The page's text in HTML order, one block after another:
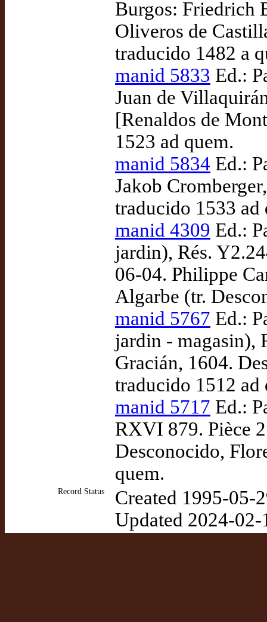
Burgos: Friedrich
Oliveros de
traducido 1482 a
manid 5833 Ed.:
Juan de
[Renaldos de
1523 ad quem.
manid 5834 Ed.:
Jakob
traducido 1533 ad
manid 4309 Ed.:
jardin), Rés.
06-04. Philippe
Algarbe (tr.
manid 5767 Ed.:
jardin - magasin),
Gracián, 1604.
traducido 1512 ad
manid 5717 Ed.:
RXVI 879. Pièce
Desconocido,
quem.
Record Status
Created 1995-05-
Updated 2024-02-